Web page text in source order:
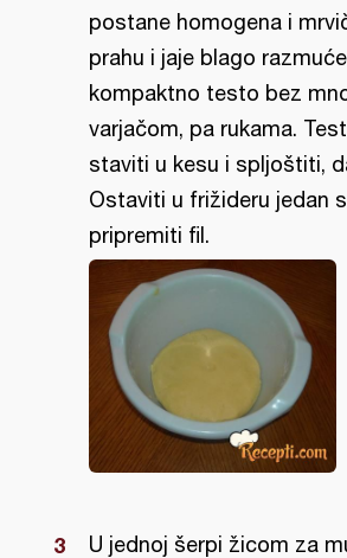
postane homogena i
prahu i jaje blago
kompaktno testo bez
varjačom, pa rukama.
staviti u kesu i spljoštiti,
Ostaviti u frižideru jedan
pripremiti fil.
U jednoj šerpi žicom za